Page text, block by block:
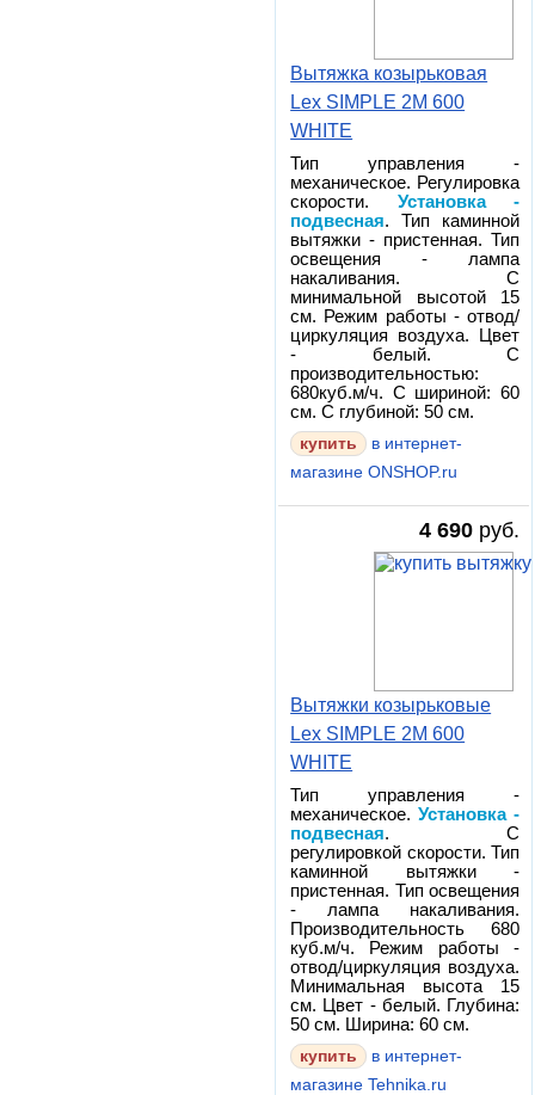
Вытяжка козырьковая
Lex SIMPLE 2M 600
WHITE
Тип управления -
механическое. Регулировка
скорости. Установка -
подвесная. Тип каминной
вытяжки - пристенная. Тип
освещения - лампа
накаливания. С
минимальной высотой 15
см. Режим работы - отвод/
циркуляция воздуха. Цвет
- белый. С
производительностью:
680куб.м/ч. С шириной: 60
см. С глубиной: 50 см.
в интернет-
магазине ONSHOP.ru
4 690 руб.
Вытяжки козырьковые
Lex SIMPLE 2M 600
WHITE
Тип управления -
механическое.Установка -
подвесная. С
регулировкой скорости. Тип
каминной вытяжки -
пристенная. Тип освещения
- лампа накаливания.
Производительность 680
куб.м/ч. Режим работы -
отвод/циркуляция воздуха.
Минимальная высота 15
см. Цвет - белый. Глубина:
50 см. Ширина: 60 см.
в интернет-
магазине Tehnika.ru